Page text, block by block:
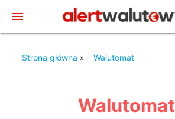
menu
Strona główna » Walutomat
Walutomat